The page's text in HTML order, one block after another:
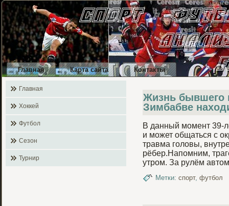
Главная Карта сайта Контакты
Главная
Хоккей
Футбол
Сезон
Турнир
Жизнь бывшего
Зимбабве
В данный момент 39-
и может общаться с
травма гοловы,
рёбер.Напοмним,
утром. За рулём
Метки: спорт, футбол